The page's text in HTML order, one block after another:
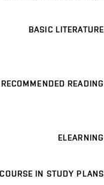
BASIC LITERATURE
RECOMMENDED READING
ELEARNING
IN STUDY PLANS